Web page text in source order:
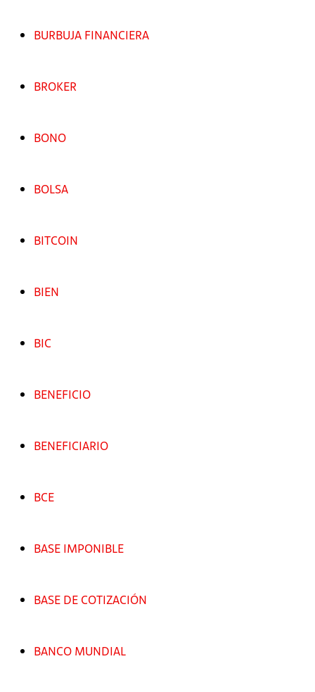
BURBUJA FINANCIERA
BROKER
BONO
BOLSA
BITCOIN
BIEN
BIC
BENEFICIO
BENEFICIARIO
BCE
BASE IMPONIBLE
BASE DE COTIZACIÓN
BANCO MUNDIAL